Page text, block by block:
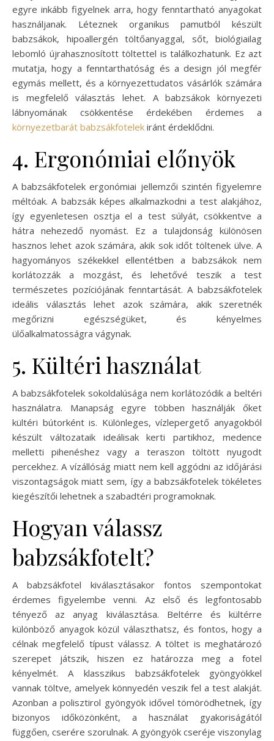
egyre inkább figyelnek arra, hogy fenntartható anyagokat
használjanak. Léteznek organikus pamutból készült
babzsákok, hipoallergén töltőanyaggal, sőt, biológiailag
lebomló újrahasznosított töltettel is találkozhatunk. Ez azt
mutatja, hogy a fenntarthatóság és a design jól megfér
egymás mellett, és a környezettudatos vásárlók számára
is megfelelő választás lehet. A babzsákok környezeti
lábnyomának csökkentése érdekében érdemes a
környezetbarát babzsákfotelek iránt érdeklődni.
4. Ergonómiai előnyök
A babzsákfotelek ergonómiai jellemzői szintén figyelemre
méltóak. A babzsák képes alkalmazkodni a test alakjához,
így egyenletesen osztja el a test súlyát, csökkentve a
hátra nehezedő nyomást. Ez a tulajdonság különösen
hasznos lehet azok számára, akik sok időt töltenek ülve. A
hagyományos székekkel ellentétben a babzsákok nem
korlátozzák a mozgást, és lehetővé teszik a test
természetes pozíciójának fenntartását. A babzsákfotelek
ideális választás lehet azok számára, akik szeretnék
megőrizni egészségüket, és kényelmes
ülőalkalmatosságra vágynak.
5. Kültéri használat
A babzsákfotelek sokoldalúsága nem korlátozódik a beltéri
használatra. Manapság egyre többen használják őket
kültéri bútorként is. Különleges, vízlepergető anyagokból
készült változataik ideálisak kerti partikhoz, medence
melletti pihenéshez vagy a teraszon töltött nyugodt
percekhez. A vízállóság miatt nem kell aggódni az időjárási
viszontagságok miatt sem, így a babzsákfotelek tökéletes
kiegészítői lehetnek a szabadtéri programoknak.
Hogyan válassz
babzsákfotelt?
A babzsákfotel kiválasztásakor fontos szempontokat
érdemes figyelembe venni. Az első és legfontosabb
tényező az anyag kiválasztása. Beltérre és kültérre
különböző anyagok közül választhatsz, és fontos, hogy a
célnak megfelelő típust válassz. A töltet is meghatározó
szerepet játszik, hiszen ez határozza meg a fotel
kényelmét. A klasszikus babzsákfotelek gyöngyökkel
vannak töltve, amelyek könnyedén veszik fel a test alakját.
Azonban a polisztirol gyöngyök idővel tömörödhetnek, így
bizonyos időközönként, a használat gyakoriságától
függően, cserére szorulnak. A gyöngyök cseréje viszonylag